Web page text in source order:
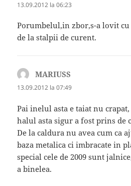
13.09.2012 la 06:23
Porumbelul,in zbor,s-a lovit
de la stalpii de curent.
MARIUSS
13.09.2012 la 07:49
Pai inelul asta e taiat nu
halul asta sigur a fost prins de
De la caldura nu avea cum ca
baza metalica ci imbracate in
special cele de 2009 sunt
a binelea.